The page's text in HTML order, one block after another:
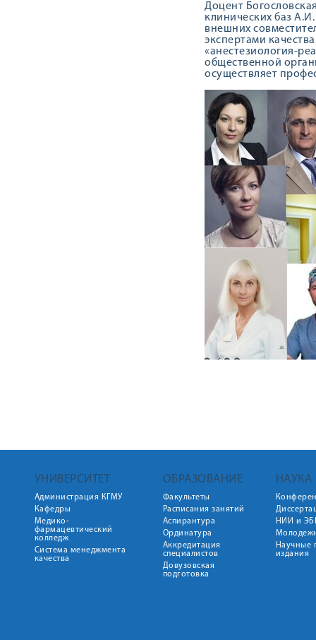
Доцент
клинических баз
внешних
экспертами
«анестезиология-
общественной
осуществляет
УНИВЕРСИТЕТ
Администрация КГМУ
Кафедры
Медико-
фармацевтический
колледж
Система менеджмента
качества
ОБРАЗОВАНИЕ
Факультеты
Расписания занятий
Аспирантура
Ординатура
Аккредитация
специалистов
Довузовская
подготовка
НАУКА
НИИ и
Научные
издания